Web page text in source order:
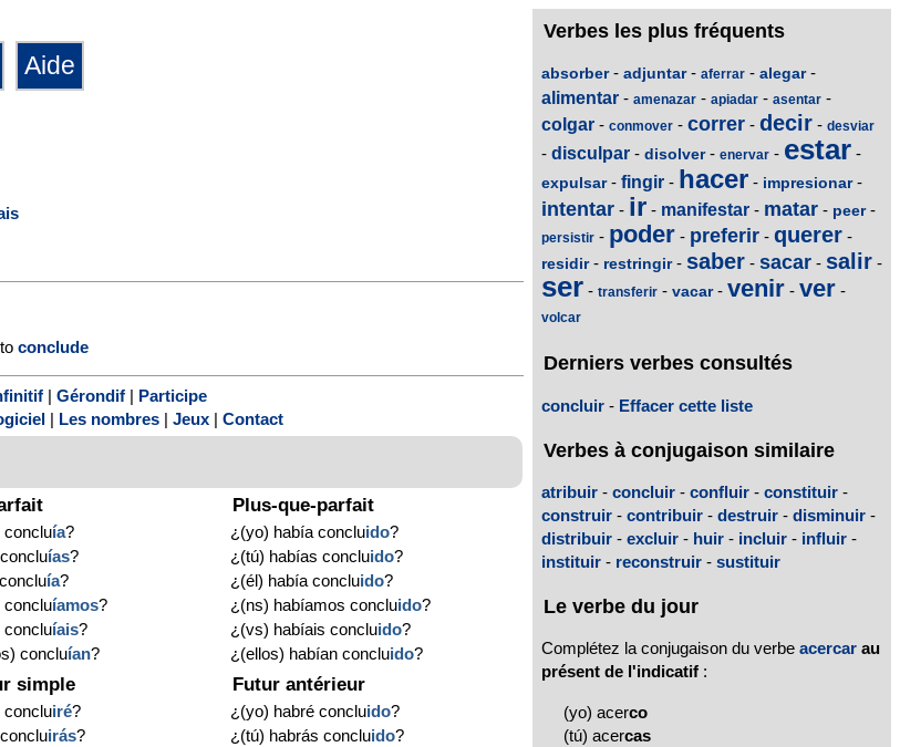
conclude
| Gérondif|
Participe
Les nombres Jeux Contact
concluía?
ías?
ía?
concluíamos?
concluíais?
concluían?
Plus-que-parfait
¿(yo) había concluido?
¿(tú) habías concluido?
¿(él) había concluido?
¿(ns) habíamos concluido?
¿(vs) habíais concluido?
¿(ellos) habían concluido?
simple
concluiré?
irás?
Futur antérieur
¿(yo) habré concluido?
¿(tú) habrás concluido?
Verbes les plus fréquents
absorber- adjuntar- aferrar - alegar-
alimentar - amenazar - apiadar - asentar -
colgar - conmover - correr - decir - desviar
- disculpar - disolver- enervar - estar -
expulsar- fingir - hacer - impresionar-
intentar - ir - manifestar - matar - peer-
persistir - poder - preferir - querer -
residir- restringir- saber - sacar - salir -
ser - transferir - vacar- venir - ver -
volcar
Derniers verbes consultés
concluir - Effacer cette liste
Verbes à conjugaison similaire
atribuir - concluir - confluir - constituir -
construir - contribuir - destruir - disminuir -
distribuir - excluir - huir - incluir - influir -
instituir - reconstruir - sustituir
Le verbe du jour
Complétez la conjugaison du verbe acercar au
présent de l'indicatif :
(yo) acerco
(tú) acercas